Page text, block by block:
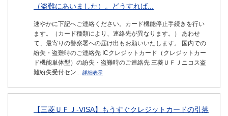
（盗難にあいました）。どうすれば...
速やかに下記へご連絡ください。カード機能停止手続きを行い
ます。（カード種類により、連絡先が異なります。） あわせ
て、最寄りの警察署への届け出もお願いいたします。 国内での
紛失・盗難時のご連絡先 ICクレジットカード（クレジットカー
ド機能単体型）の紛失・盗難時のご連絡先 三菱ＵＦＪニコス盗
難紛失受付セン... 詳細表示
【三菱ＵＦＪ-VISA】もうすぐクレジットカードの引落